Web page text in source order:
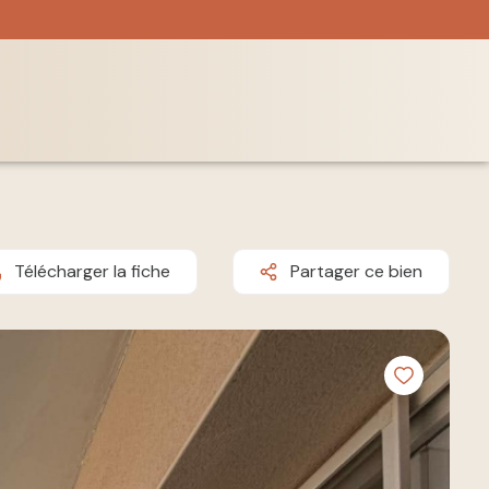
Télécharger la fiche Partager ce bien